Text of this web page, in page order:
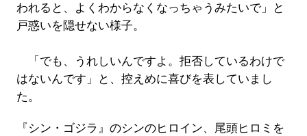
われると、よくわからなくなっちゃうみたいで」と
戸惑いを隠せない様子。
「でも、うれしいんですよ。拒否しているわけで
はないんです」と、控えめに喜びを表していまし
た。
『シン・ゴジラ』のシンのヒロイン、尾頭ヒロミを